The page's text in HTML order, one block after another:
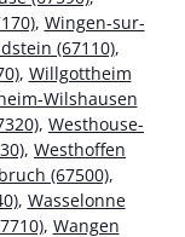
, Wingen-sur-
(67110),
, Willgottheim
Wilshausen
, Westhouse-
, Westhoffen
(67500),
, Wasselonne
, Wangen